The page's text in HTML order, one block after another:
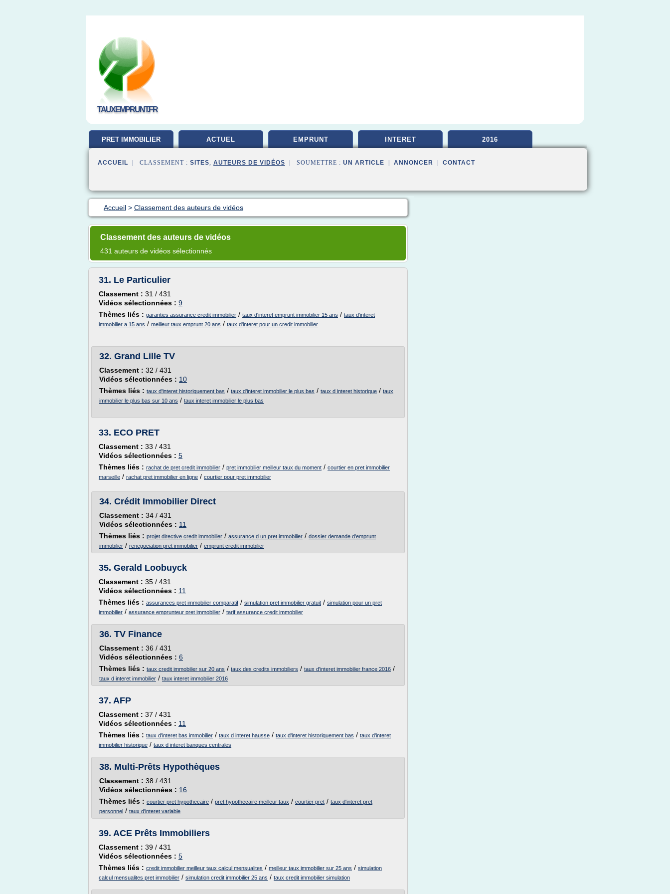
TAUXEMPRUNT.FR
PRET IMMOBILIER ACTUEL EMPRUNT INTERET 2016
ACCUEIL | CLASSEMENT : SITES, AUTEURS DE VIDÉOS | SOUMETTRE : UN ARTICLE ANNONCER CONTACT
Accueil > Classement des auteurs de vidéos
Classement des auteurs de vidéos
431 auteurs de vidéos sélectionnés
31. Le Particulier
Classement : 31 / 431
Vidéos sélectionnées : 9
Thèmes liés : garanties assurance credit immobilier / taux d'interet emprunt immobilier 15 ans / taux d'interet
immobilier a 15 ans / meilleur taux emprunt 20 ans / taux d'interet pour un credit immobilier
32. Grand Lille TV
Classement : 32 / 431
Vidéos sélectionnées : 10
Thèmes liés : taux d'interet historiquement bas / taux d'interet immobilier le plus bas / taux d interet historique / taux
immobilier le plus bas sur 10 ans / taux interet immobilier le plus bas
33. ECO PRET
Classement : 33 / 431
Vidéos sélectionnées : 5
Thèmes liés : rachat de pret credit immobilier / pret immobilier meilleur taux du moment / courtier en pret immobilier
marseille / rachat pret immobilier en ligne / courtier pour pret immobilier
34. Crédit Immobilier Direct
Classement : 34 / 431
Vidéos sélectionnées : 11
Thèmes liés : projet directive credit immobilier / assurance d un pret immobilier / dossier demande d'emprunt
immobilier / renegociation pret immobilier / emprunt credit immobilier
35. Gerald Loobuyck
Classement : 35 / 431
Vidéos sélectionnées : 11
Thèmes liés : assurances pret immobilier comparatif / simulation pret immobilier gratuit / simulation pour un pret
immobilier / assurance emprunteur pret immobilier / tarif assurance credit immobilier
36. TV Finance
Classement : 36 / 431
Vidéos sélectionnées : 6
Thèmes liés : taux credit immobilier sur 20 ans / taux des credits immobiliers / taux d'interet immobilier france 2016 /
taux d interet immobilier / taux interet immobilier 2016
37. AFP
Classement : 37 / 431
Vidéos sélectionnées : 11
Thèmes liés : taux d'interet bas immobilier / taux d interet hausse / taux d'interet historiquement bas / taux d'interet
immobilier historique / taux d interet banques centrales
38. Multi-Prêts Hypothèques
Classement : 38 / 431
Vidéos sélectionnées : 16
Thèmes liés : courtier pret hypothecaire / pret hypothecaire meilleur taux / courtier pret / taux d'interet pret
personnel / taux d'interet variable
39. ACE Prêts Immobiliers
Classement : 39 / 431
Vidéos sélectionnées : 5
Thèmes liés : credit immobilier meilleur taux calcul mensualites / meilleur taux immobilier sur 25 ans / simulation
calcul mensualites pret immobilier / simulation credit immobilier 25 ans / taux credit immobilier simulation